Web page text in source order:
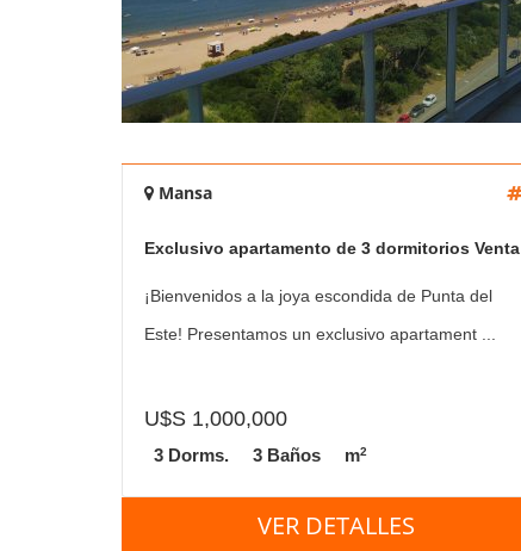
Mansa
Exclusivo apartamento de 3 dormitorios Venta
y Alquiler de temporada
¡Bienvenidos a la joya escondida de Punta del
Este! Presentamos un exclusivo apartament ...
U$S 1,000,000
3 Dorms. 3 Baños m2
VER DETALLES